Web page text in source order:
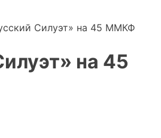
Силуэт» на 45 ММКФ
на 45